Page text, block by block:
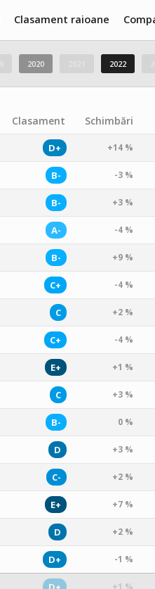
Clasament raioane
2020 2022
Clasament Schimbări
D+ +14 %
B- -3 %
B- +3 %
A- -4 %
B- +9 %
C+ -4 %
C +2 %
C+ -4 %
E+ +1 %
C +3 %
B- 0 %
D +3 %
C- +2 %
E+ +7 %
D +2 %
D+ -1 %
+1 %